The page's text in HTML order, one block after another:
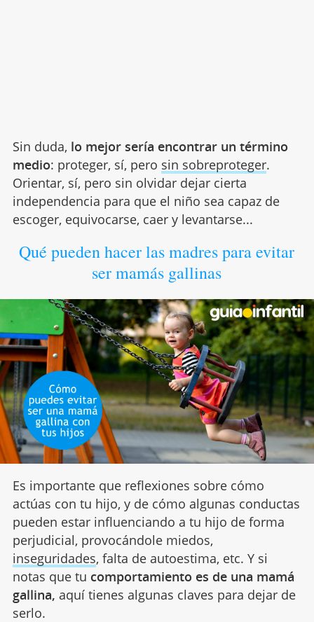
Sin duda, lo mejor sería encontrar un término
medio: proteger, sí, pero sin sobreproteger.
Orientar, sí, pero sin olvidar dejar cierta
independencia para que el niño sea capaz de
escoger, equivocarse, caer y levantarse...
Qué pueden hacer las madres para evitar
ser mamás gallinas
Es importante que reflexiones sobre cómo
actúas con tu hijo, y de cómo algunas conductas
pueden estar influenciando a tu hijo de forma
perjudicial, provocándole miedos,
inseguridades, falta de autoestima, etc. Y si
notas que tu comportamiento es de una mamá
gallina, aquí tienes algunas claves para dejar de
serlo.